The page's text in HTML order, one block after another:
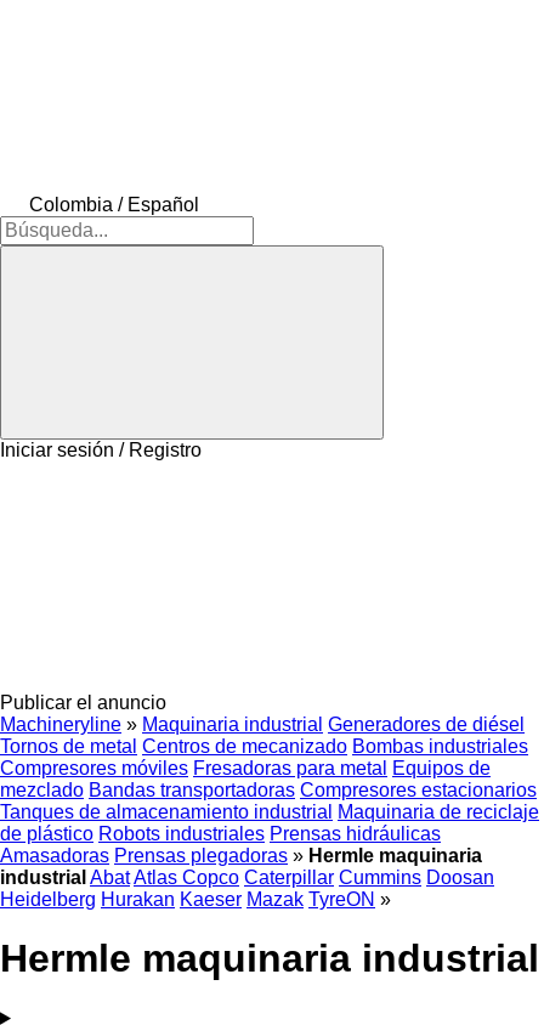
Colombia / Español
Iniciar sesión / Registro
Publicar el anuncio
Machineryline » Maquinaria industrial Generadores de diésel
Tornos de metal Centros de mecanizado Bombas industriales
Compresores móviles Fresadoras para metal
Equipos de
mezclado Bandas transportadoras Compresores estacionarios
Tanques de almacenamiento industrial
Maquinaria de reciclaje
de plástico Robots industriales Prensas hidráulicas
Amasadoras Prensas plegadoras » Hermle maquinaria
industrial AbatAtlas Copco Caterpillar Cummins Doosan
Heidelberg Hurakan Kaeser Mazak TyreON »
Hermle maquinaria industrial